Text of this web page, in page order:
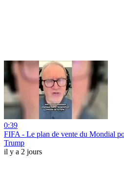
0:39
FIFA - Le plan de vente du Mondial
Trump
il y a 2 jours